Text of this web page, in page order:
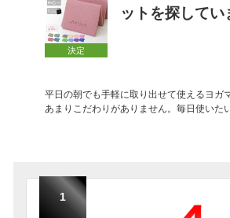
決定
ットを探してい
平日の朝でも手軽に取り出せて使えるヨガ
あまりこだわりがありません。毎日使いた
1